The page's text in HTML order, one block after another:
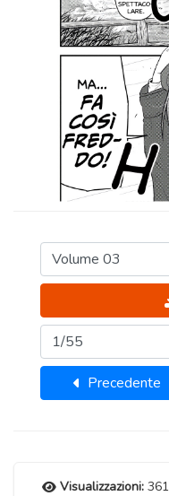
Precedente
Visualizzazioni: 361